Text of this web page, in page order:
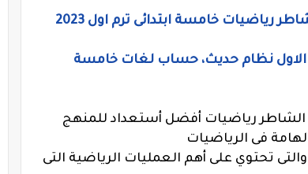
رياضيات خامسة ابتدائى ترم اول 2023
الاول نظام حديث، حساب لغات خامسة
رياضيات أفضل أستعداد للمنهج
فى الرياضيات
تحتوي على أهم العمليات الرياضية التى